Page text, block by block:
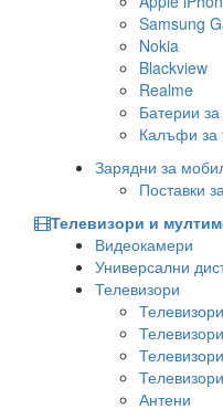
Samsung
Nokia
Blackview
Realme
Батерии
Калъфи за
Зарядни за
Поставки
Телевизори и
Видеокамери
Универсални
Телевизори
Антени